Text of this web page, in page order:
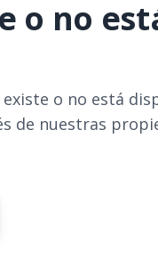
o no
o no está
de nuestras